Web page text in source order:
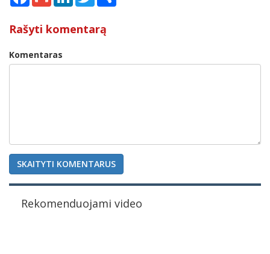
Rašyti komentarą
Komentaras
SKAITYTI KOMENTARUS
Rekomenduojami video